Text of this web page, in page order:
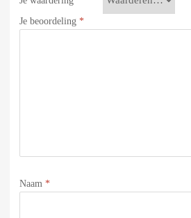
Je beoordeling *
Naam *